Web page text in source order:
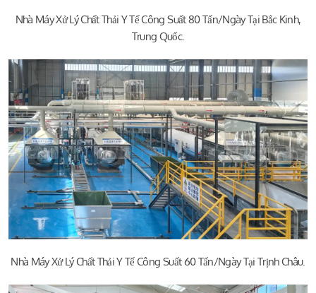
Nhà Máy Xử Lý Chất Thải Y Tế Công Suất 80 Tấn/ngày Tại Bắc Kinh,
Trung Quốc.
Nhà Máy Xử Lý Chất Thải Y Tế Công Suất 60 Tấn/ngày Tại Trịnh Châu.